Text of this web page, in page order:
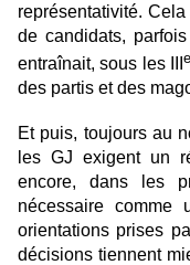
représentativité.
de candidats,
entraînait, sous les IIIe
des partis et des
Et puis, toujours au
les GJ exigent un
encore, dans les
nécessaire comme
orientations prises
décisions tiennent